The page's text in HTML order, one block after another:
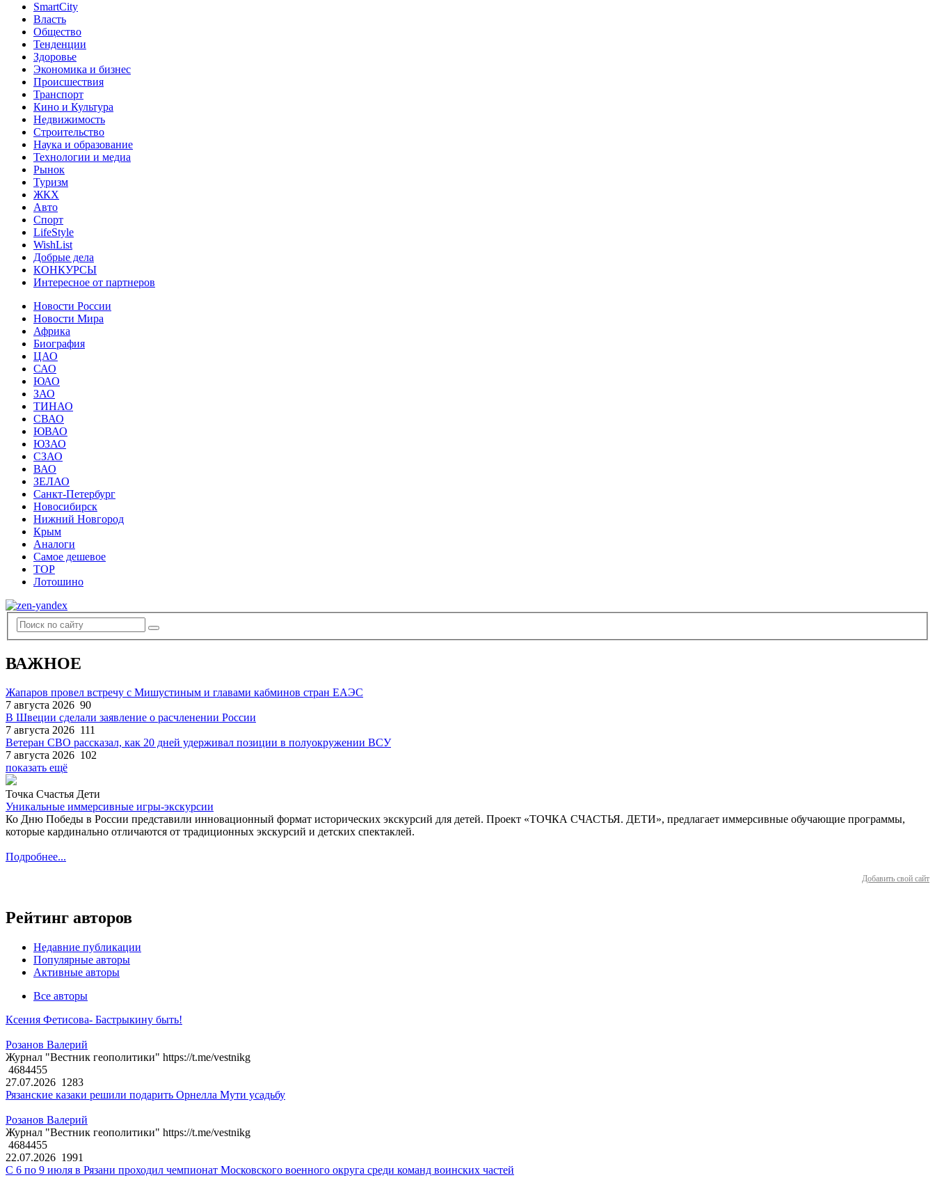
SmartCity
Власть
Общество
Тенденции
Здоровье
Экономика и бизнес
Происшествия
Транспорт
Кино и Культура
Недвижимость
Строительство
Наука и образование
Технологии и медиа
Рынок
Туризм
ЖКХ
Авто
Спорт
LifeStyle
WishList
Добрые дела
КОНКУРСЫ
Интересное от партнеров
Новости России
Новости Мира
Африка
Биография
ЦАО
САО
ЮАО
ЗАО
ТИНАО
СВАО
ЮВАО
ЮЗАО
СЗАО
ВАО
ЗЕЛАО
Санкт-Петербург
Новосибирск
Нижний Новгород
Крым
Аналоги
Самое дешевое
TOP
Лотошино
ВАЖНОЕ
Жапаров провел встречу с Мишустиным и главами кабминов стран ЕАЭС
7 августа 2026 90
В Швеции сделали заявление о расчленении России
7 августа 2026 111
Ветеран СВО рассказал, как 20 дней удерживал позиции в полуокружении ВСУ
7 августа 2026 102
показать ещё
Точка Счастья Дети
Уникальные иммерсивные игры-экскурсии
Ко Дню Победы в России представили инновационный формат исторических экскурсий для детей. Проект «ТОЧКА СЧАСТЬЯ. ДЕТИ», предлагает иммерсивные обучающие программы,
которые кардинально отличаются от традиционных экскурсий и детских спектаклей.
Подробнее...
Добавить свой сайт
Рейтинг авторов
Недавние публикации
Популярные авторы
Активные авторы
Все авторы
Ксения Фетисова- Бастрыкину быть!
Розанов Валерий
Журнал "Вестник геополитики" https://t.me/vestnikg
4684455
27.07.2026 1283
Рязанские казаки решили подарить Орнелла Мути усадьбу
Розанов Валерий
Журнал "Вестник геополитики" https://t.me/vestnikg
4684455
22.07.2026 1991
С 6 по 9 июля в Рязани проходил чемпионат Московского военного округа среди команд воинских частей